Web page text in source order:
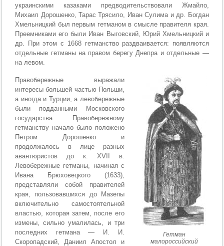
украинскими казаками предводительствовали Жмайло,
Михаил Дорошенко, Тарас Трясило, Иван Сулима и др. Богдан
Хмельницкий был первым гетманом в смысле правителя края.
Преемниками его были Иван Выговский, Юрий Хмельницкий и
др. При этом с 1668 гетманство раздваивается: появляются
отдельные гетманы на правом берегу Днепра и отдельные —
на левом.
Гетман
малороссийский
Правобережные выражали
интересы большей частью Польши,
а иногда и Турции, а левобережные
были подданными Московского
государства. Правобережному
гетманству начало было положено
Петром Дорошенко и
продолжалось в лице разных
авантюристов до к. XVII в.
Левобережные гетманы, начиная с
Ивана Брюховецкого (1633),
представляли собой правителей
края, пользовавшихся до Мазепы
включительно самостоятельной
властью, которая затем, после его
измены, сильно умалилась, и три
последних гетмана — И. И.
Скоропадский, Даниил Апостол и